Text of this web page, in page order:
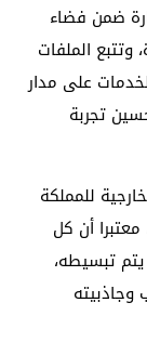
من 60 هيئة وإدارة ضمن فضاء
الملفات
على مدار
تجربة
للمملكة
1300 مليار درهم خلال سنة 2025، معتبرا أن كل
تبسيطه،